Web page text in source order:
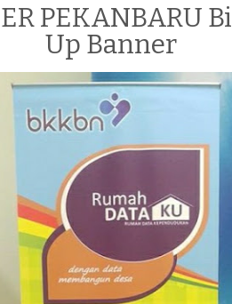
PEKANBARU
Up Banner